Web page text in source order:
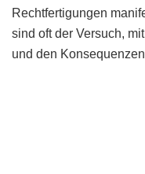
Rechtfertigungen
sind oft der Versuch,
und den